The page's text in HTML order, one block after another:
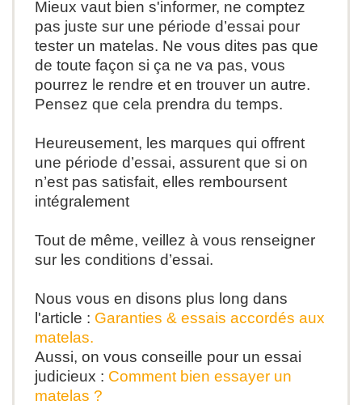
Mieux vaut bien s'informer, ne comptez
pas juste sur une période d’essai pour
tester un matelas. Ne vous dites pas que
de toute façon si ça ne va pas, vous
pourrez le rendre et en trouver un autre.
Pensez que cela prendra du temps.
Heureusement, les marques qui offrent
une période d’essai, assurent que si on
n’est pas satisfait, elles remboursent
intégralement
Tout de même, veillez à vous renseigner
sur les conditions d’essai.
Nous vous en disons plus long dans
l'article : Garanties & essais accordés aux
matelas.
Aussi, on vous conseille pour un essai
judicieux : Comment bien essayer un
matelas ?